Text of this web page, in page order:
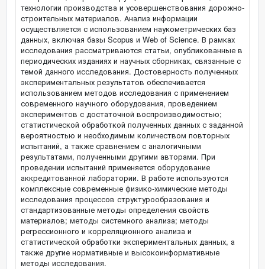
технологии производства и усовершенствования дорожно-
строительных материалов. Анализ информации
осуществляется с использованием наукометрических баз
данных, включая базы Scopus и Web of Science. В рамках
исследования рассматриваются статьи, опубликованные в
периодических изданиях и научных сборниках, связанные с
темой данного исследования. Достоверность полученных
экспериментальных результатов обеспечивается
использованием методов исследования с применением
современного научного оборудования, проведением
экспериментов с достаточной воспроизводимостью;
статистической обработкой полученных данных с заданной
вероятностью и необходимым количеством повторных
испытаний, а также сравнением с аналогичными
результатами, полученными другими авторами. При
проведении испытаний применяется оборудование
аккредитованной лаборатории. В работе используются
комплексные современные физико-химические методы
исследования процессов структурообразования и
стандартизованные методы определения свойств
материалов; методы системного анализа; методы
регрессионного и корреляционного анализа и
статистической обработки экспериментальных данных, а
также другие нормативные и высокоинформативные
методы исследования.